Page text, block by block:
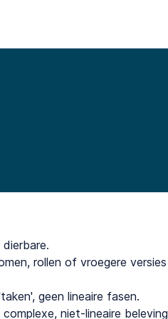
rollen of vroegere versies
geen lineaire fasen.
niet-lineaire beleving